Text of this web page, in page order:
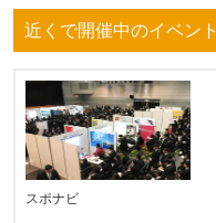
近くで開催中のイベント
スポナビ